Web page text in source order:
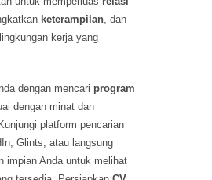
keterampilan , dan
kerja yang
dengan mencari program
dengan minat dan
platform pencarian
Glints, atau langsung
impian Anda untuk melihat